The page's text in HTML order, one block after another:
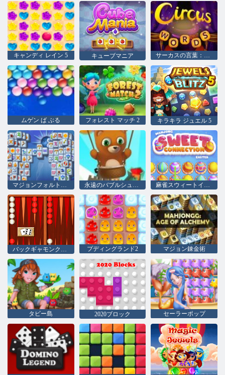
キャンディ レイン 5 キューブマニア サーカスの言葉：魔法のパズル
ムゲン ば ぶる フォレスト マッチ 2 キラキラ ジュエル 5
バックギャモンクラシック プディングランド2 マジョン錬金術
タビー島 2020ブロック セーラーポップ